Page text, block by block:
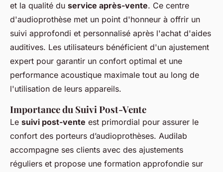
et la qualité du service après-vente. Ce centre
d'audioprothèse met un point d'honneur à offrir un
suivi approfondi et personnalisé après l'achat d'aides
auditives. Les utilisateurs bénéficient d'un ajustement
expert pour garantir un confort optimal et une
performance acoustique maximale tout au long de
l'utilisation de leurs appareils.
Importance du Suivi Post-Vente
Le suivi post-vente est primordial pour assurer le
confort des porteurs d’audioprothèses. Audilab
accompagne ses clients avec des ajustements
réguliers et propose une formation approfondie sur